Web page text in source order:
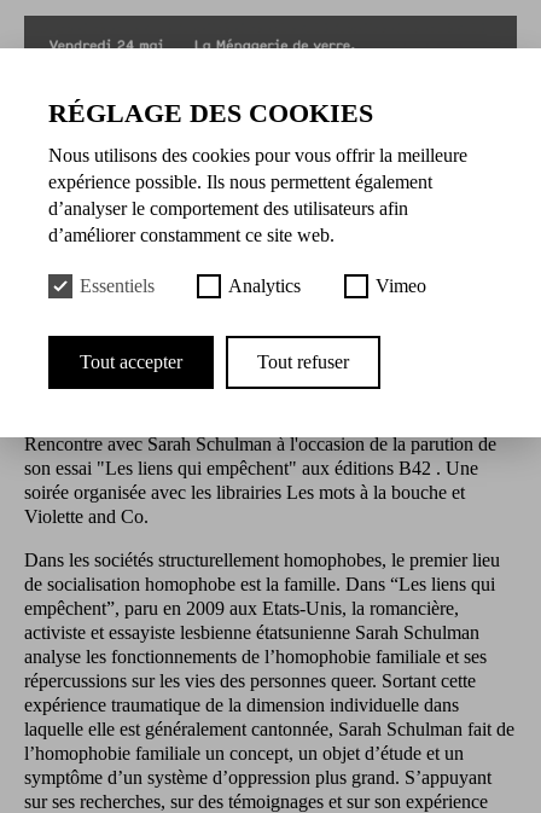
Rencontre avec Sarah Schulman à l'occasion de la parution de
son essai "Les liens qui empêchent" aux éditions B42 . Une
soirée organisée avec les librairies Les mots à la bouche et
Violette and Co.
Dans les sociétés structurellement homophobes, le premier lieu
de socialisation homophobe est la famille. Dans “Les liens qui
empêchent”, paru en 2009 aux Etats-Unis, la romancière,
activiste et essayiste lesbienne étatsunienne Sarah Schulman
analyse les fonctionnements de l’homophobie familiale et ses
répercussions sur les vies des personnes queer. Sortant cette
expérience traumatique de la dimension individuelle dans
laquelle elle est généralement cantonnée, Sarah Schulman fait de
l’homophobie familiale un concept, un objet d’étude et un
symptôme d’un système d’oppression plus grand. S’appuyant
sur ses recherches, sur des témoignages et sur son expérience
RÉGLAGE DES COOKIES
Nous utilisons des cookies pour vous offrir la meilleure
expérience possible. Ils nous permettent également
d’analyser le comportement des utilisateurs afin
d’améliorer constamment ce site web.
Essentiels Analytics Vimeo
Tout accepter Tout refuser